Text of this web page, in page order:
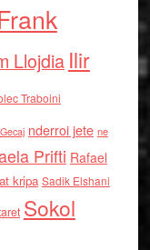
Llojdia Ilir
Traboini
nderroi jete ne
Prifti Rafael
kripa Sadik Elshani
Sokol